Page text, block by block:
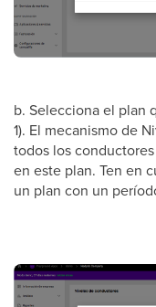
b. Selecciona el plan
1). El mecanismo de
todos los
en este plan. Ten en
un plan con un